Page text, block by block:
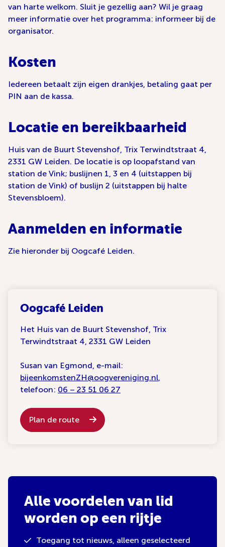
van harte welkom. Sluit je gezellig aan? Wil je graag
meer informatie over het programma: informeer bij de
organisator.
Kosten
Iedereen betaalt zijn eigen drankjes, betaling gaat per
PIN aan de kassa.
Locatie en bereikbaarheid
Huis van de Buurt Stevenshof, Trix Terwindtstraat 4,
2331 GW Leiden. De locatie is op loopafstand van
station de Vink; buslijnen 1, 3 en 4 (uitstappen bij
station de Vink) of buslijn 2 (uitstappen bij halte
Stevensbloem).
Aanmelden en informatie
Zie hieronder bij Oogcafé Leiden.
Oogcafé Leiden
Het Huis van de Buurt Stevenshof, Trix
Terwindtstraat 4, 2331 GW Leiden
Susan van Egmond, e-mail:
bijeenkomstenZH@oogvereniging.nl,
telefoon: 06 – 23 51 06 27
Plan de route
Alle voordelen van lid
worden op een rijtje
Toegang tot nieuws, alleen geselecteerd